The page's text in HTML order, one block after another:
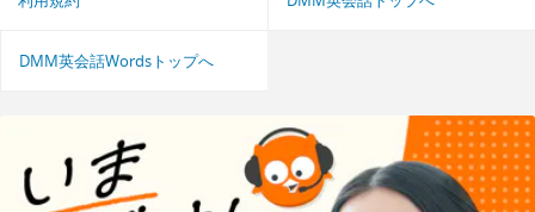
DMM英会話Wordsトップへ